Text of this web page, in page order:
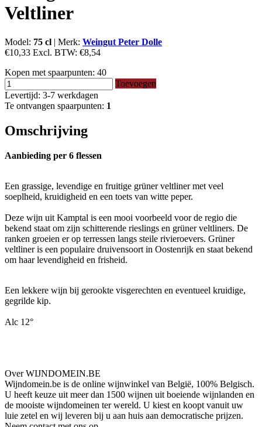
Veltliner
Model: 75 cl | Merk: Weingut Peter Dolle
€10,33 Excl. BTW: €8,54
Kopen met spaarpunten: 40
Toevoegen
Levertijd: 3-7 werkdagen
Te ontvangen spaarpunten: 1
Omschrijving
Aanbieding per 6 flessen
Een grassige, levendige en fruitige grüner veltliner met veel
soeplheid, kruidigheid en een toets van witte peper.
Deze wijn uit Kamptal is een mooi voorbeeld voor de regio die
bekend staat om zijn schitterende rieslings en grüner veltliners. De
ranken groeien er op terressen langs steile rivieroevers. Grüner
veltliner is een populaire druivensoort in Oostenrijk en staat bekend
om haar levendigheid en frisheid.
Een lekkere wijn bij gerookte visgerechten en eventueel kruidige,
gegrilde kip.
Alc 12°
Over WIJNDOMEIN.BE
Wijndomein.be is de online wijnwinkel van België, 100% Belgisch.
U heeft keuze uit meer dan 1500 wijnen uit boeiende wijnlanden en
de mooiste wijndomeinen ter wereld. U kiest en koopt vanuit uw
luie zetel en wij leveren bij u aan huis aan democratische prijzen.